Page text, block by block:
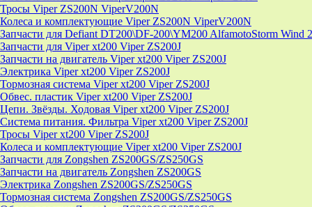
Тросы Viper ZS200N ViperV200N
Колеса и комплектующие Viper ZS200N ViperV200N
Запчасти для Defiant DT200\DF-200\YM200 AlfamotoStorm Wind
Запчасти для Viper xt200 Viper ZS200J
Запчасти на двигатель Viper xt200 Viper ZS200J
Электрика Viper xt200 Viper ZS200J
Тормозная система Viper xt200 Viper ZS200J
Обвес. пластик Viper xt200 Viper ZS200J
Цепи. Звёзды. Ходовая Viper xt200 Viper ZS200J
Система питания. Фильтра Viper xt200 Viper ZS200J
Тросы Viper xt200 Viper ZS200J
Колеса и комплектующие Viper xt200 Viper ZS200J
Запчасти для Zongshen ZS200GS/ZS250GS
Запчасти на двигатель Zongshen ZS200GS
Электрика Zongshen ZS200GS/ZS250GS
Тормозная система Zongshen ZS200GS/ZS250GS